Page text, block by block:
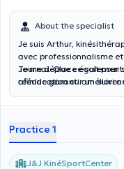
About the specialist
Je suis Arthur,
avec professionnalisme
Tournai. Que ce soit pour
rééducation ou améliorer
besoins.
Je me déplace
afin de garantir un suivi
téléphone.
Practice 1
J&J KinéSportCenter